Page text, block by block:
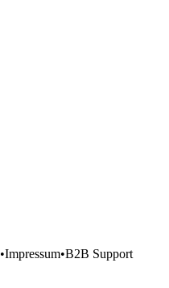
•Impressum•B2B Support